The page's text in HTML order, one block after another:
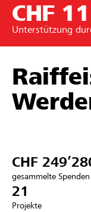
Hilfe &
Partner /
Anmelden
Registrieren
Projekte und
CHF
Unterstützung
CHF
gesammelte Spenden
21
Projekte